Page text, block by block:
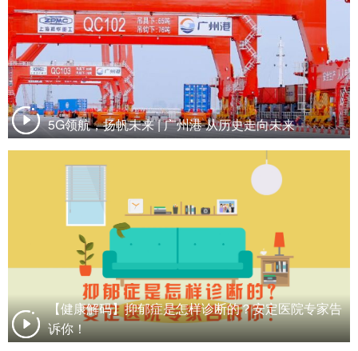
5G领航，扬帆未来 | 广州港 从历史走向未来
【健康解码】抑郁症是怎样诊断的？安定医院专家告
诉你！